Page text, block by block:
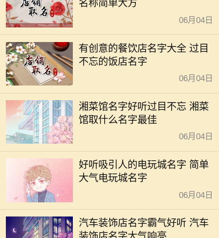
名称简单大方
06月04日
有创意的餐饮店名字大全 过目
不忘的饭店名字
06月04日
湘菜馆名字好听过目不忘 湘菜
馆取什么名字最佳
06月04日
好听吸引人的电玩城名字 简单
大气电玩城名字
06月04日
汽车装饰店名字霸气好听 汽车